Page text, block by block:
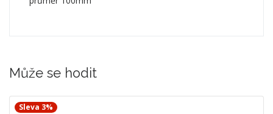
Může se hodit
Sleva 3%